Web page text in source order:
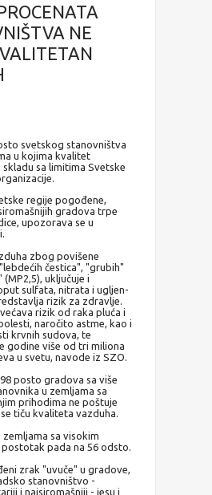
NE
svetskog stanovništva
u kojima kvalitet
skladu sa limitima Svetske
regije pogođene,
gradova trpe
upozorava se u
zbog povišene
čestica", "grubih"
(MP2,5), uključuje i
sulfata, nitrata i ugljen-
rizik za zdravlje.
rizik od raka pluća i
naročito astme, kao i
krvnih sudova, te
godine više od tri miliona
u svetu, navode iz SZO.
posto gradova sa više
u zemljama sa
prihodima ne poštuje
tiču kvaliteta vazduha.
zemljama sa visokim
pada na 56 odsto.
zrak "uvuče" u gradove,
stanovništvo -
i najsiromašniji - jesu i